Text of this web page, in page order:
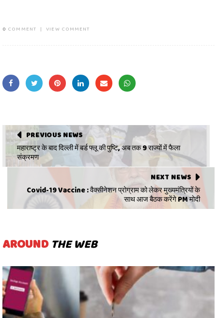
0 COMMENT | VIEW COMMENT
PREVIOUS NEWS
महाराष्ट्र के बाद दिल्ली में बर्ड फ्लू की पुष्टि, अब तक 9 राज्यों में फैला
संक्रमण
NEXT NEWS
Covid-19 Vaccine : वैक्सीनेशन प्रोग्राम को लेकर मुख्यमंत्रियों के
साथ आज बैठक करेंगे PM मोदी
AROUND THE WEB